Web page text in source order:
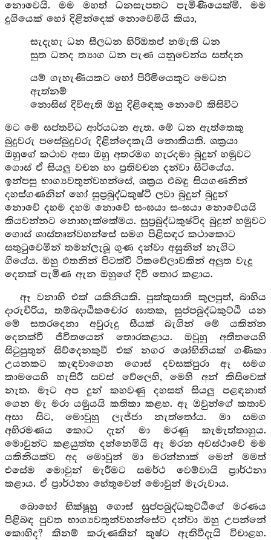
නොවෙයි. මම මහත් ධනසැපතට පැමිණියෙක්මි. මම
දුගියෙක් හෝ දිළින්දෙක් නොවෙමියි කියා,
සැදැහැ ධන සීලධන හිරිඔතප් නමැති ධන
සුත ධනද ත්‍යාග ධන පැණ යනුවෙන්ය සත්දන
යම් ගැහැණියකට හෝ පිරිමියෙකුට මෙධන
ඇත්නම්
නොසිස් දිවිඇති ඔහු දිළිඳෙකු නොවේ කිසිවිට
මට මේ සප්තවිධ ආර්යධන ඇත. මේ ධන ඇත්තෙකු
බුදුවරු පසේබුදුවරු දිළින්දෙකැයි නොකියති. ශක්‍රයා
ඔහුගේ කථාව අසා ඔහු අතරමග හැරදමා බුදුන් හමුවට
ගොස් ඒ සියලු වචන හා ප්‍රතිවචන දන්වා සිටියේය.
ඉන්පසු භාග්‍යවතුන්වහන්සේ, ශක්‍රය එබඳු සියගණනින්
දහස්ගණනින් හෝ සුප්‍රබුද්ධකුෂ්ටි ලවා බුදුන් බුදුන්
නොවේ දහම දහම නොවේ සංඝයා සංඝයා නොවේයයි
කියවන්නට නොහැක්කේමය. සුප්‍රබුද්ධකුෂ්ටිද බුදුන් හමුවට
ගොස් ශාස්තෘන්වහන්සේ සමග පිළිසඳර කථාකොට
සතුටුවෙමින් තමන්ලැබූ ගුණ දන්වා අසුනින් නැගිට
ගියේය. ඔහු එතනින් පිටත්වී ටිකවේලාවකින් අලුත වැදූ
දෙනක් පැමිණ ඇන ඔහුගේ දිවි තොර කළාය.
ඈ වනාහි එක් යකිනියකි. පුක්කුසාති කුලපුත්, බාහිය
දාරුචීරිය, තම්බදාඨිකචෝර ඝාතක, සුප්පබුද්ධකුට්ඨි යන
මේ සතරදෙනා අවුරුදු සීයක් බැගින් මේ යකින්න
දෙනක්වී ජීවිතයෙන් තොරකළාය. ඔවුහු අතීතයෙහි
සිටුපුතුන් සිව්දෙනකුවී එක් නගර ශෝභිනියක් ගණිකා
උයනකට කැඳවාගෙන ගොස් දවසක්පුරා ඈ සමග
කාමයෙහි හැසිරී සවස් වේලෙහි, මෙහි අන් කිසිවෙක්
නැත. මෑට අප දුන් කහවණු දහසත් සියලු පළඳනාත්
ගෙන මැ මරා යමුයයි කතිකා කළහ. ඈ ඔවුන්ගේ කතාව
අසා සිට, මොවුහු ලැජ්ජා නැත්තෝය. මා සමග
අභිරමණය කොට දැන් මා මරණු කැමැත්තාහුය.
මොවුන්ට කළයුත්ත දන්නෙමියි ඈ මරන අවස්ථාවේ මම
යකිනියක්ව අද මොවුන් මා මරන්නාක් මෙන් මමත්
එසේම මොවුන් මැරීමට සමර්ථ වෙම්වායි ප්‍රාර්ථනා
කළාය. ඒ ප්‍රාර්ථනා හේතුවෙන් මොවුන් මැරුවාය.
බොහෝ භික්ෂූහු ගොස් සුප්පබුද්ධකුට්ඨිගේ මරණය
පිළිබඳ පුවත භාග්‍යවතුන්වහන්සේට දන්වා ඔහු උපන්නේ
කොහිද? කිනම් කරුණකින් කුෂ්ට ඇතිවීදැයි විචාළහ.